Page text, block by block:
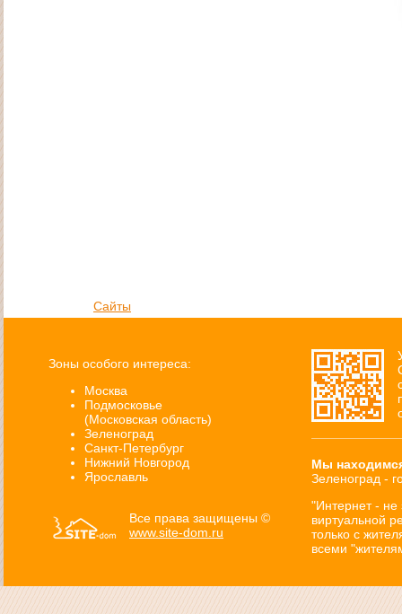
Сайты
Зоны особого интереса:
Москва
Подмосковье
(Московская область)
Зеленоград
Санкт-Петербург
Нижний Новгород
Ярославль
Все права защищены ©
www.site-dom.ru
Мы
Зеленоград -
"Интернет - не
виртуальной
только с
всеми